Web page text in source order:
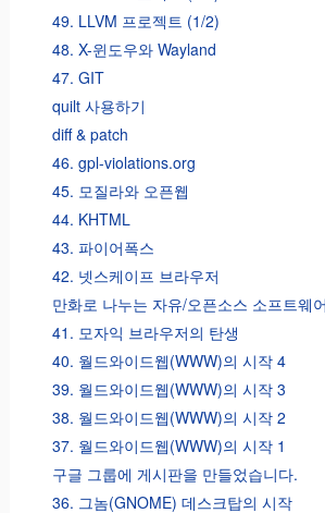
49. LLVM 프로젝트 (1/2)
48. X-윈도우와 Wayland
47. GIT
quilt 사용하기
diff & patch
46. gpl-violations.org
45. 모질라와 오픈웹
44. KHTML
43. 파이어폭스
42. 넷스케이프 브라우저
만화로 나누는 자유/오픈소스 소프트웨
41. 모자익 브라우저의 탄생
40. 월드와이드웹(WWW)의 시작 4
39. 월드와이드웹(WWW)의 시작 3
38. 월드와이드웹(WWW)의 시작 2
37. 월드와이드웹(WWW)의 시작 1
구글 그룹에 게시판을 만들었습니다.
36. 그놈(GNOME) 데스크탑의 시작